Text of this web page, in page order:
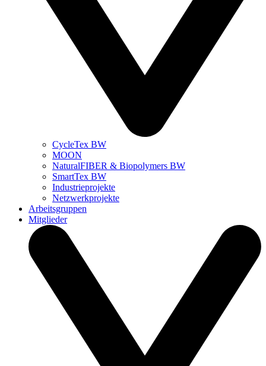
CycleTex BW
MOON
NaturalFIBER & Biopolymers BW
SmartTex BW
Industrieprojekte
Netzwerkprojekte
Arbeitsgruppen
Mitglieder